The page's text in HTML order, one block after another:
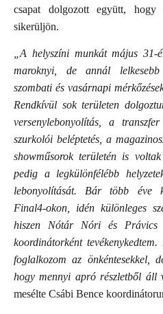
csapat dolgozott együtt,
sikerüljön.
„A helyszíni munkát május 31-
maroknyi, de annál
szombati és vasárnapi
Rendkívül sok területen
versenylebonyolítás, a
szurkolói beléptetés, a
showműsorok területén is
pedig a legkülönfélébb
lebonyolítását. Bár több éve
Final4-okon, idén különleges
hiszen Nótár Nóri és
koordinátorként
foglalkozom az önkéntesekkel,
hogy mennyi apró részletből áll
mesélte Csábi Bence